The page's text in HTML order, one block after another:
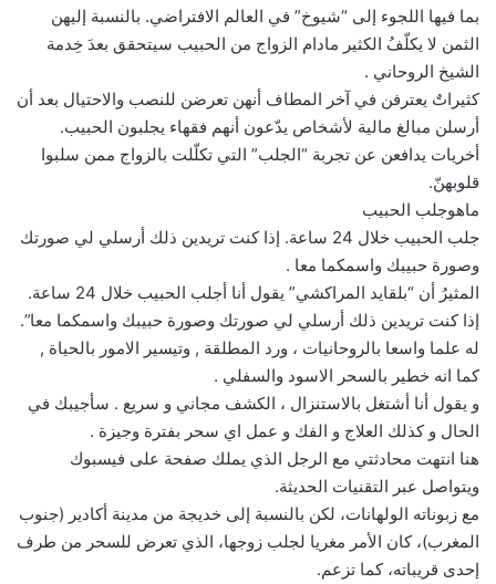
بما فيها اللجوء إلى “شيوخ” في العالم الافتراضي. بالنسبة إليهن
الثمن لا يكلّفُ الكثير مادام الزواج من الحبيب سيتحقق بعدَ خِدمة
الشيخ الروحاني .
كثيراتٌ يعترفن في آخر المطاف أنهن تعرضن للنصب والاحتيال بعد أن
أرسلن مبالغ مالية لأشخاص يدّعون أنهم فقهاء يجلبون الحبيب.
أخريات يدافعن عن تجربة “الجلب” التي تكلّلت بالزواج ممن سلبوا
قلوبهنّ.
ماهوجلب الحبيب
جلب الحبيب خلال 24 ساعة. إذا كنت تريدين ذلك أرسلي لي صورتك
وصورة حبيبك واسمكما معا .
المثيرُ أن “بلقايد المراكشي” يقول أنا أجلب الحبيب خلال 24 ساعة.
إذا كنت تريدين ذلك أرسلي لي صورتك وصورة حبيبك واسمكما معا”.
له علما واسعا بالروحانيات ، ورد المطلقة , وتيسير الامور بالحياة ,
كما انه خطير بالسحر الاسود والسفلي .
و يقول أنا أشتغل بالاستنزال ، الكشف مجاني و سريع . سأجيبك في
الحال و كذلك العلاج و الفك و عمل اي سحر بفترة وجيزة .
هنا انتهت محادثتي مع الرجل الذي يملك صفحة على فيسبوك
ويتواصل عبر التقنيات الحديثة.
مع زبوناته الولهانات، لكن بالنسبة إلى خديجة من مدينة أكادير (جنوب
المغرب)، كان الأمر مغريا لجلب زوجها، الذي تعرض للسحر من طرف
إحدى قريباته، كما تزعم.